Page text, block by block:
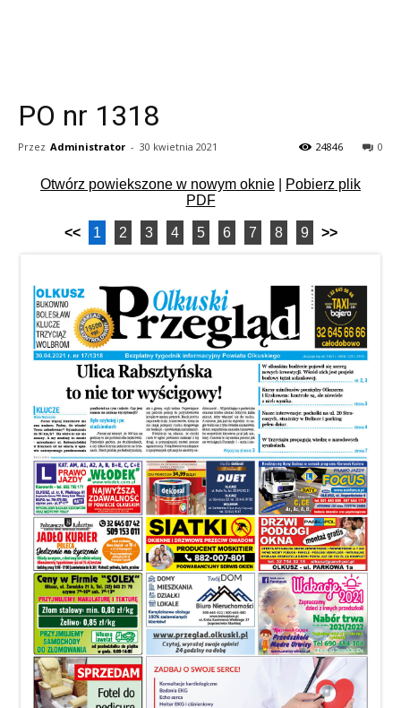
PO nr 1318
Przez Administrator - 30 kwietnia 2021 0
24846